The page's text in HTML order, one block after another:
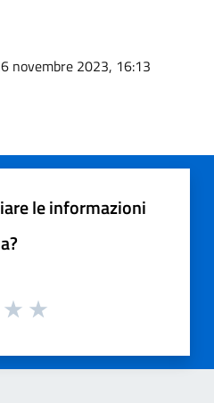
novembre 2023, 16:13
le informazioni